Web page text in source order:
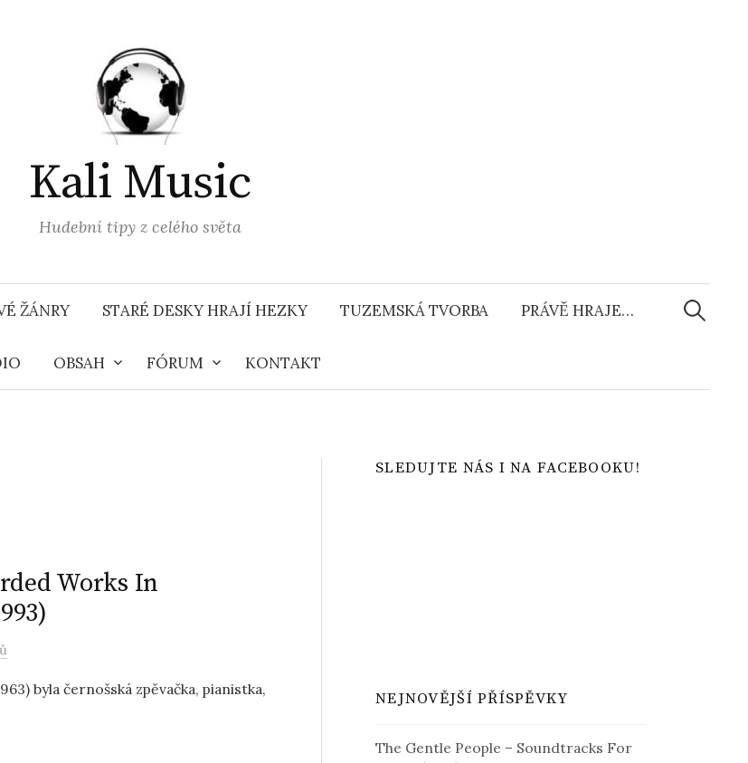
Kali Music
Hudební tipy z celého světa
ŽÁNRY STARÉ DESKY HRAJÍ HEZKY TUZEMSKÁ TVORBA PRÁVĚ HRAJE…
OBSAH FÓRUM KONTAKT
Works In
byla černošská zpěvačka, pianistka,
SLEDUJTE NÁS I NA FACEBOOKU!
NEJNOVĚJŠÍ PŘÍSPĚVKY
The Gentle People – Soundtracks For